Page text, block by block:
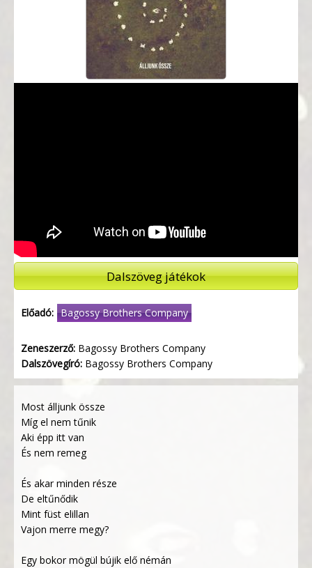
Dalszöveg játékok
Előadó: Bagossy Brothers Company
Zeneszerző: Bagossy Brothers Company
Dalszövegíró: Bagossy Brothers Company
Most álljunk össze
Míg el nem tűnik
Aki épp itt van
És nem remeg
És akar minden része
De eltűnődik
Mint füst elillan
Vajon merre megy?
Egy bokor mögül bújik elő némán